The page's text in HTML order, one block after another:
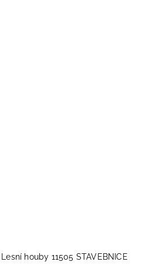
houby 11505 STAVEBNICE